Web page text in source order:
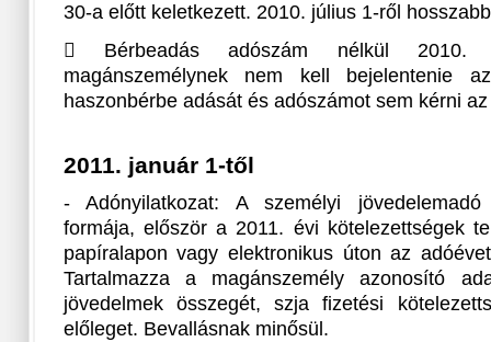
30-a előtt keletkezett. 2010. július 1-ről
 Bérbeadás adószám nélkül 2010.
magánszemélynek nem kell bejelentenie
haszonbérbe adását és adószámot sem kérni
2011. január 1-től
- Adónyilatkozat: A személyi jövedelemadó
formája, először a 2011. évi kötelezettségek
papíralapon vagy elektronikus úton az
Tartalmazza a magánszemély azonosító
jövedelmek összegét, szja fizetési
előleget. Bevallásnak minősül.